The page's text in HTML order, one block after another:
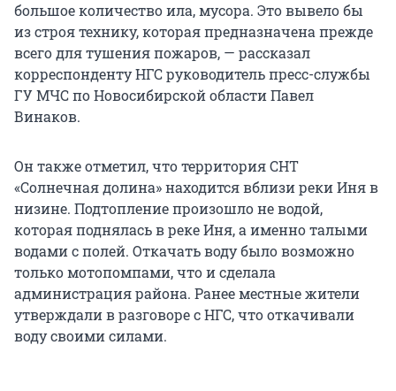
большое количество ила, мусора. Это вывело бы
из строя технику, которая предназначена прежде
всего для тушения пожаров, — рассказал
корреспонденту НГС руководитель пресс-службы
ГУ МЧС по Новосибирской области Павел
Винаков.
Он также отметил, что территория СНТ
«Солнечная долина» находится вблизи реки Иня в
низине. Подтопление произошло не водой,
которая поднялась в реке Иня, а именно талыми
водами с полей. Откачать воду было возможно
только мотопомпами, что и сделала
администрация района. Ранее местные жители
утверждали в разговоре с НГС, что откачивали
воду своими силами.